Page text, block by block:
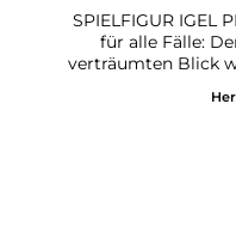
SPIELFIGUR IGEL
für alle Fälle:
verträumten Blick
Unterschiedliche